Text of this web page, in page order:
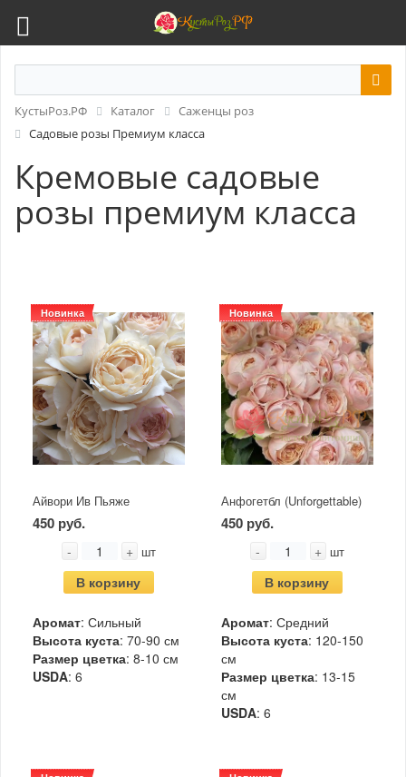
КустыРоз.РФ Каталог
Саженцы роз
Садовые розы Премиум класса
Кремовые садовые
розы премиум класса
Новинка
Айвори Ив Пьяже
450 руб.
- + шт
В корзину
Аромат: Сильный
Высота куста: 70-90 см
Размер цветка: 8-10 см
USDA: 6
Новинка
Анфогетбл (Unforgettable)
450 руб.
- + шт
В корзину
Аромат: Средний
Высота куста: 120-150
см
Размер цветка: 13-15
см
USDA: 6